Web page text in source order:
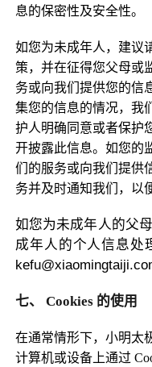
息的保密性及安全性。
如您为未成年人，建议
策，并在征得您父母或
务或向我们提供您的信
集您的信息的情况，我
护人明确同意或者保护
开披露此信息。如您的
们的服务或向我们提供
务并及时通知我们，以
如您为未成年人的父
成年人的个人信息处
七、 Cookies 的使用
在通常情形下，小明太
计算机或设备上通过